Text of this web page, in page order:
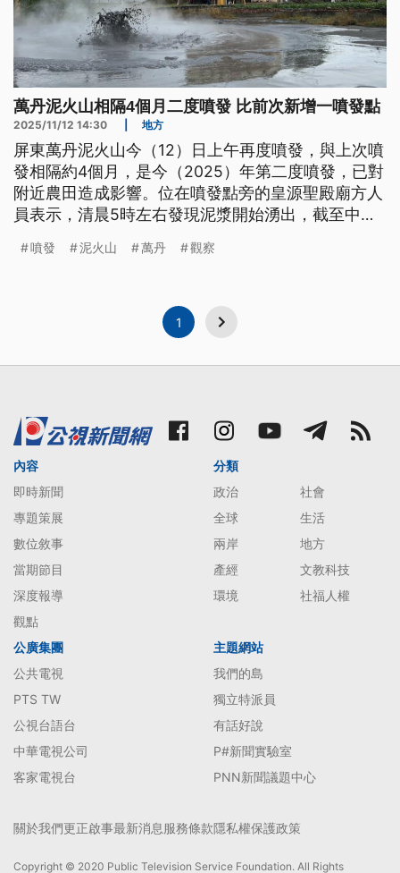
萬丹泥火山相隔4個月二度噴發 比前次新增一噴發點
2025/11/12 14:30 地方
屏東萬丹泥火山今（12）日上午再度噴發，與上次噴
發相隔約4個月，是今（2025）年第二度噴發，已對
附近農田造成影響。位在噴發點旁的皇源聖殿廟方人
員表示，清晨5時左右發現泥漿開始湧出，截至中午
噴發 泥火山 萬丹 觀察
1
內容
即時新聞
專題策展
數位敘事
當期節目
深度報導
觀點
分類
政治
社會
全球
生活
兩岸
地方
產經
文教科技
環境
社福人權
公廣集團
公共電視
PTS TW
公視台語台
中華電視公司
客家電視台
主題網站
我們的島
獨立特派員
有話好說
P#新聞實驗室
PNN新聞議題中心
關於我們更正啟事最新消息服務條款隱私權保護政策
Copyright © 2020 Public Television Service Foundation. All Rights